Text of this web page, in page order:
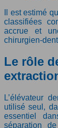
Il est estimé
classifiées
accrue et
chirurgien-
Le rôle
L’élévateur
utilisé seul,
essentiel
séparation